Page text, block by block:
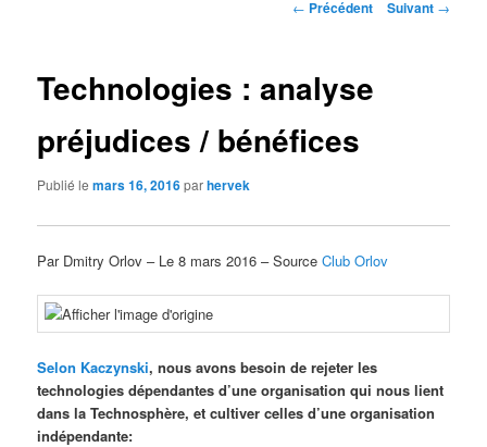
Navigation
← Précédent Suivant →
Technologies : analyse
préjudices / bénéfices
Publié lemars 16, 2016parhervek
Par Dmitry Orlov – Le 8 mars 2016 – SourceClub Orlov
Selon Kaczynski, nous avons besoin de rejeter les
technologies dépendantes d’une organisation qui nous lient
dans la Technosphère, et cultiver celles d’une organisation
indépendante: